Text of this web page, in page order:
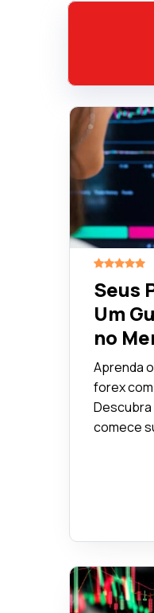
Seus
Um
no
Aprenda
forex
comece